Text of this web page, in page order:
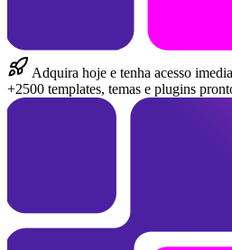
Adquira hoje e tenha acesso
+2500 templates, temas e plugins